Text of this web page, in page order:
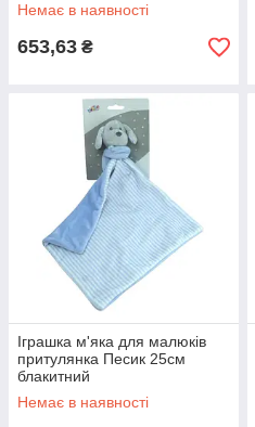
Немає в наявності
653,63 ₴
Іграшка м'яка для малюків
притулянка Песик 25см
блакитний
Немає в наявності